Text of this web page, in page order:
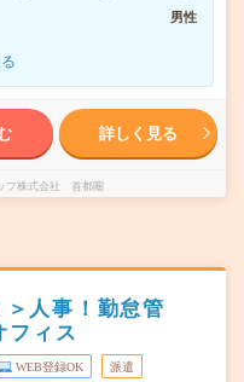
男性
詳しく見る
フ株式会社 首都圏
人事！勤怠管
フィス
WEB登録OK 派遣